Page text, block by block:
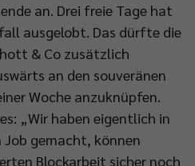
an. Drei freie Tage hat
ausgelobt. Das dürfte die
& Co zusätzlich
an den souveränen
Woche anzuknüpfen.
„Wir haben eigentlich in
Job gemacht, können
Blockarbeit sicher noch